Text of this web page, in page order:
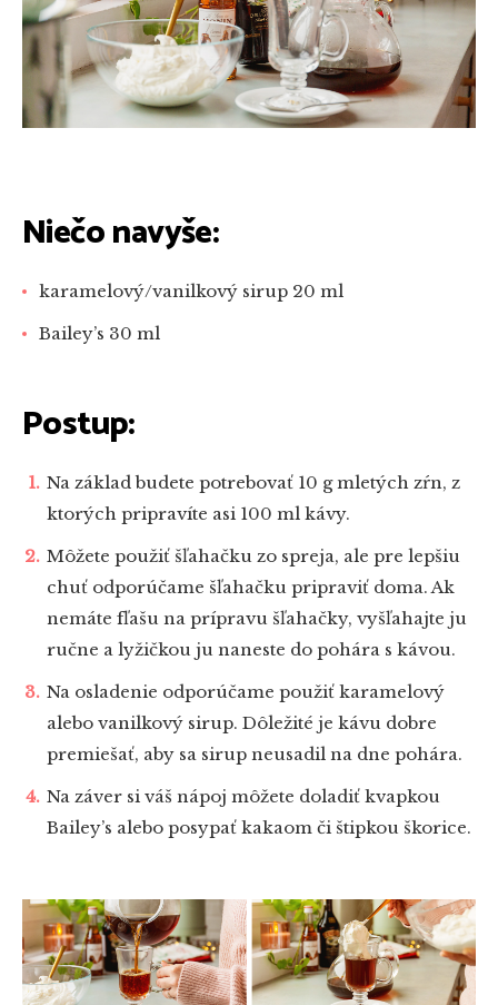
Niečo navyše:
karamelový/vanilkový sirup 20 ml
Bailey’s 30 ml
Postup:
Na základ budete potrebovať 10 g mletých zŕn, z
ktorých pripravíte asi 100 ml kávy.
Môžete použiť šľahačku zo spreja, ale pre lepšiu
chuť odporúčame šľahačku pripraviť doma. Ak
nemáte fľašu na prípravu šľahačky, vyšľahajte ju
ručne a lyžičkou ju naneste do pohára s kávou.
Na osladenie odporúčame použiť karamelový
alebo vanilkový sirup. Dôležité je kávu dobre
premiešať, aby sa sirup neusadil na dne pohára.
Na záver si váš nápoj môžete doladiť kvapkou
Bailey’s alebo posypať kakaom či štipkou škorice.